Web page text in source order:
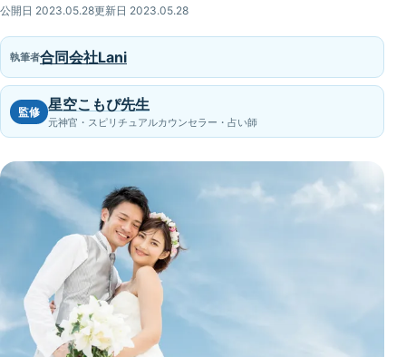
公開日 2023.05.28更新日 2023.05.28
執筆者合同会社Lani
監修 星空こもぴ先生
元神官・スピリチュアルカウンセラー・占い師